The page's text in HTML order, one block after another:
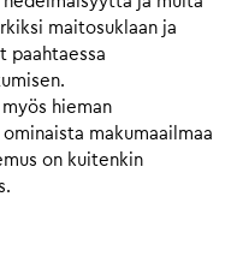
maitosuklaan ja
paahtaessa
hieman
makumaailmaa
on kuitenkin